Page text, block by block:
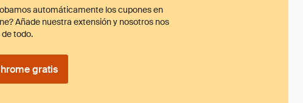
automáticamente los cupones en
Añade nuestra extensión y nosotros nos
todo.
gratis